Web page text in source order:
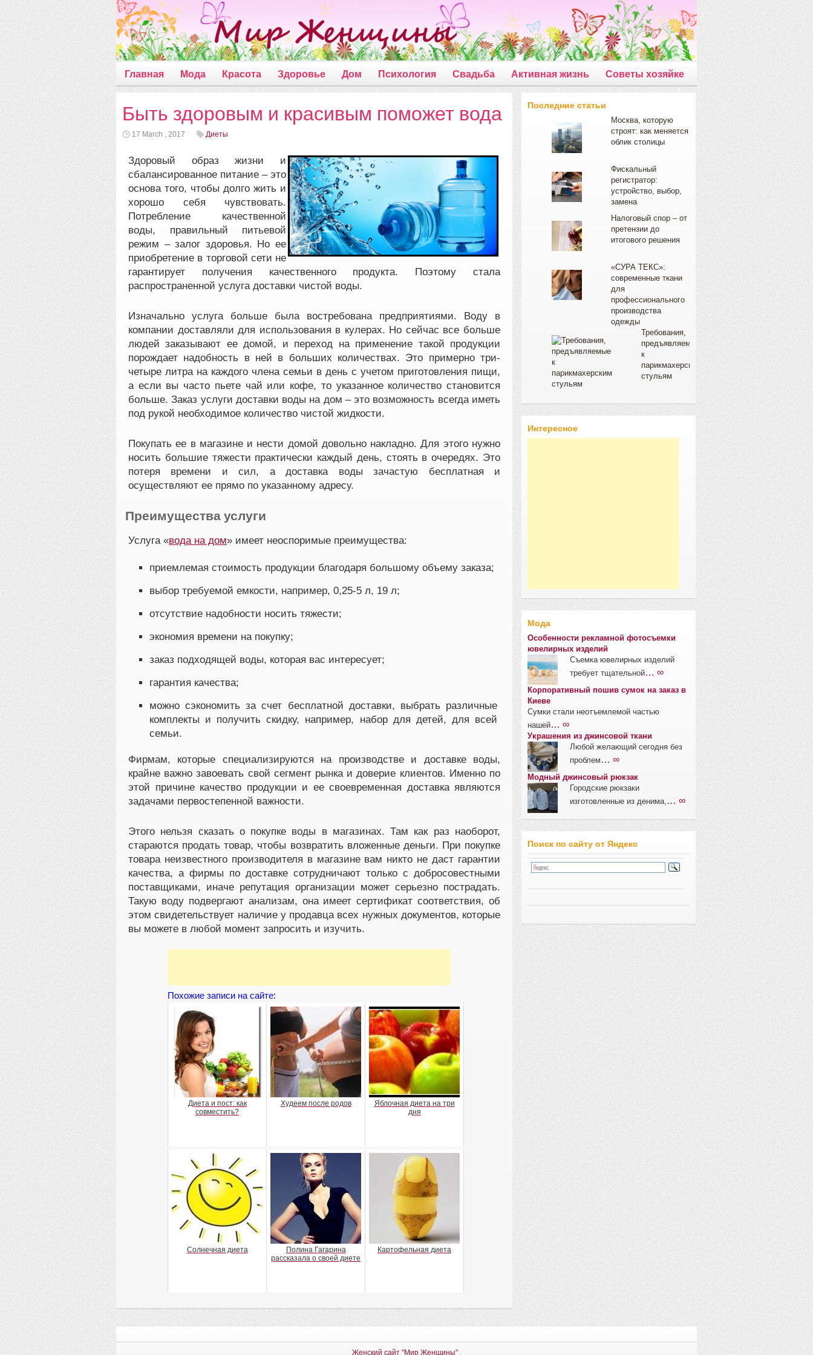
Главная Мода Красота Здоровье Дом Психология Свадьба Активная жизнь Советы хозяйке
Быть здоровым и красивым поможет вода
17 March , 2017 Диеты
Здоровый образ жизни и
сбалансированное питание – это
основа того, чтобы долго жить и
хорошо себя чувствовать.
Потребление качественной
воды, правильный питьевой
режим – залог здоровья. Но ее
приобретение в торговой сети не
гарантирует получения качественного продукта. Поэтому стала
распространенной услуга доставки чистой воды.
Изначально услуга больше была востребована предприятиями. Воду в
компании доставляли для использования в кулерах. Но сейчас все больше
людей заказывают ее домой, и переход на применение такой продукции
порождает надобность в ней в больших количествах. Это примерно три-
четыре литра на каждого члена семьи в день с учетом приготовления пищи,
а если вы часто пьете чай или кофе, то указанное количество становится
больше. Заказ услуги доставки воды на дом – это возможность всегда иметь
под рукой необходимое количество чистой жидкости.
Покупать ее в магазине и нести домой довольно накладно. Для этого нужно
носить большие тяжести практически каждый день, стоять в очередях. Это
потеря времени и сил, а доставка воды зачастую бесплатная и
осуществляют ее прямо по указанному адресу.
Преимущества услуги
Услуга «вода на дом» имеет неоспоримые преимущества:
приемлемая стоимость продукции благодаря большому объему заказа;
выбор требуемой емкости, например, 0,25-5 л, 19 л;
отсутствие надобности носить тяжести;
экономия времени на покупку;
заказ подходящей воды, которая вас интересует;
гарантия качества;
можно сэкономить за счет бесплатной доставки, выбрать различные
комплекты и получить скидку, например, набор для детей, для всей
семьи.
Фирмам, которые специализируются на производстве и доставке воды,
крайне важно завоевать свой сегмент рынка и доверие клиентов. Именно по
этой причине качество продукции и ее своевременная доставка являются
задачами первостепенной важности.
Этого нельзя сказать о покупке воды в магазинах. Там как раз наоборот,
стараются продать товар, чтобы возвратить вложенные деньги. При покупке
товара неизвестного производителя в магазине вам никто не даст гарантии
качества, а фирмы по доставке сотрудничают только с добросовестными
поставщиками, иначе репутация организации может серьезно пострадать.
Такую воду подвергают анализам, она имеет сертификат соответствия, об
этом свидетельствует наличие у продавца всех нужных документов, которые
вы можете в любой момент запросить и изучить.
Похожие записи на сайте:
Диета и пост: как
совместить?
Худеем после родов
Яблочная диета на три
дня
Солнечная диета
Полина Гагарина
рассказала о своей диете
Картофельная диета
Последние статьи
Москва, которую
строят: как меняется
облик столицы
Фискальный
регистратор:
устройство, выбор,
замена
Налоговый спор – от
претензии до
итогового решения
«СУРА ТЕКС»:
современные ткани
для
профессионального
производства
одежды
Требования,
предъявляемые
к
парикмахерским
стульям
Интересное
Мода
Особенности рекламной фотосъемки
ювелирных изделий
Съемка ювелирных изделий
требует тщательной… ∞
Корпоративный пошив сумок на заказ в
Киеве
Сумки стали неотъемлемой частью
нашей… ∞
Украшения из джинсовой ткани
Любой желающий сегодня без
проблем … ∞
Модный джинсовый рюкзак
Городские рюкзаки
изготовленные из денима, … ∞
Поиск по сайту от Яндекс
Женский сайт "Мир Женщины".